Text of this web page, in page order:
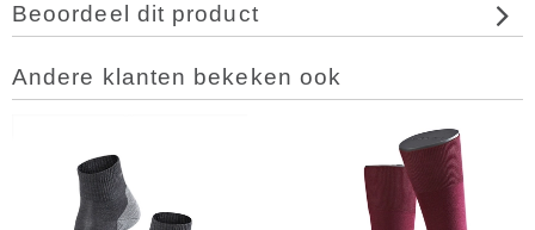
Beoordeel dit product
Andere klanten bekeken ook